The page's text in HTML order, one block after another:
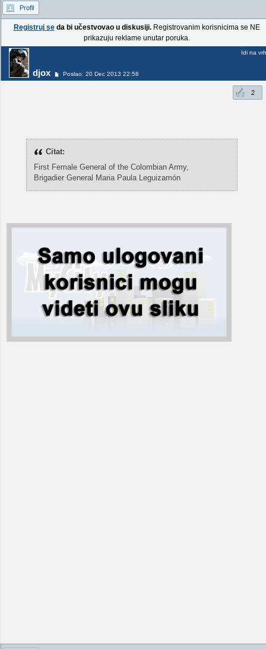
Profil
Registruj seda bi učestvovao u diskusiji.Registrovanim korisnicima se NE
prikazuju reklame unutar poruka.
djox Poslao: 20 Dec 2013 22:58
Idi na vrh
2
Citat:
First Female General of the Colombian Army,
Brigadier General Maria Paula Leguizamón